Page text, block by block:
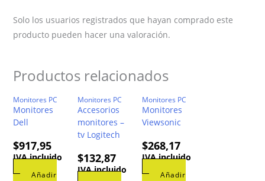
Solo los usuarios registrados que hayan comprado este
producto pueden hacer una valoración.
Productos relacionados
Monitores PC
Monitores
Dell
$917,95
IVA incluido
Añadir
Monitores PC
Accesorios
monitores –
tv Logitech
$132,87
IVA incluido
Monitores PC
Monitores
Viewsonic
$268,17
IVA incluido
Añadir